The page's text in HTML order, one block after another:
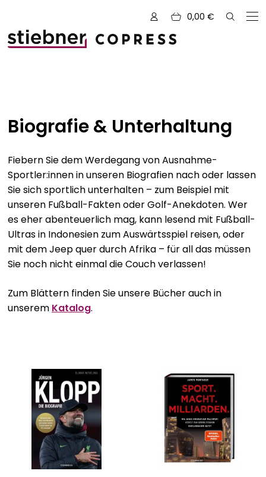
0,00 €
Alle Bücher
Kreativ mit Garn
Nähen und Fashion
Zeichnen, Gestalten & Design
Kulinarik & Genuss
Abenteuer & Outdoor
Bavarica & Karikaturen
NOVUM
Vorschauen
Sale
Biografie & Unterhaltung
Fiebern Sie dem Werdegang von Ausnahme-
Sportler:innen in unseren Biografien nach oder lassen
Sie sich sportlich unterhalten – zum Beispiel mit
unseren Fußball-Fakten oder Golf-Anekdoten. Wer
es eher abenteuerlich mag, kann lesend mit Fußball-
Ultras in Indonesien zum Auswärtsspiel reisen, oder
mit dem Jeep quer durch Afrika – für all das müssen
Sie noch nicht einmal die Couch verlassen!
Zum Blättern finden Sie unsere Bücher auch in
unserem Katalog.